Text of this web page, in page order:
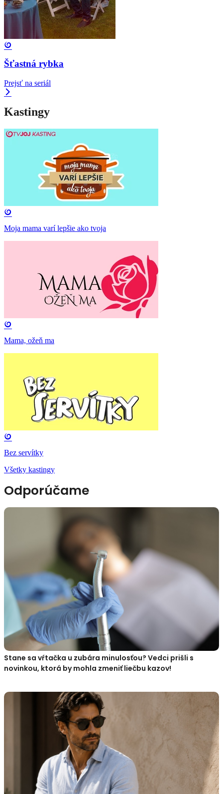
Šťastná rybka
Prejsť na seriál
Kastingy
Moja mama varí lepšie ako tvoja
Mama, ožeň ma
Bez servítky
Všetky kastingy
Odporúčame
Stane sa vŕtačka u zubára minulosťou? Vedci prišli s
novinkou, ktorá by mohla zmeniť liečbu kazov!